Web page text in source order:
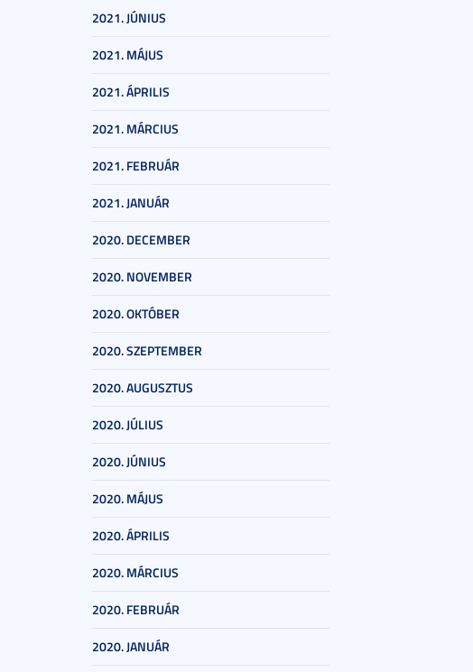
2021. JÚNIUS
2021. MÁJUS
2021. ÁPRILIS
2021. MÁRCIUS
2021. FEBRUÁR
2021. JANUÁR
2020. DECEMBER
2020. NOVEMBER
2020. OKTÓBER
2020. SZEPTEMBER
2020. AUGUSZTUS
2020. JÚLIUS
2020. JÚNIUS
2020. MÁJUS
2020. ÁPRILIS
2020. MÁRCIUS
2020. FEBRUÁR
2020. JANUÁR